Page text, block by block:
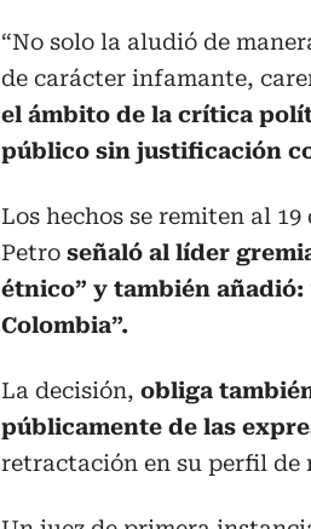
“No solo la aludió de
de carácter infamante,
el ámbito de la crítica
público sin justificación
Los hechos se remiten al
Petro señaló al líder
étnico” y también
Colombia”.
La decisión, obliga
públicamente de las
retractación en su perfil de